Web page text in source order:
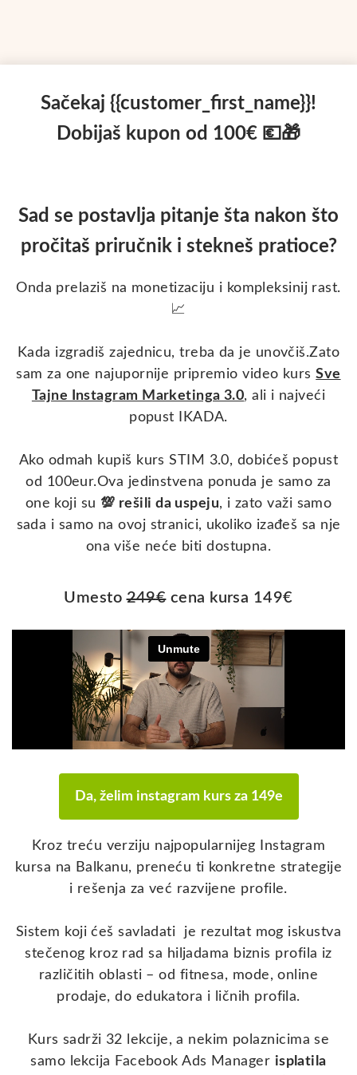
Sačekaj {{customer_first_name}}!
Dobijaš kupon od 100€ 💶🎁
Sad se postavlja pitanje šta nakon što
pročitaš priručnik i stekneš pratioce?
Onda prelaziš na monetizaciju i kompleksinij rast.
📈
Kada izgradiš zajednicu, treba da je unovčiš.Zato
sam za one najupornije pripremio video kursSve
Tajne Instagram Marketinga 3.0, ali i najveći
popust IKADA.
Ako odmah kupiš kurs STIM 3.0, dobićeš popust
od 100eur.Ova jedinstvena ponuda je samo za
one koji su 💯 rešili da uspeju, i zato važi samo
sada i samo na ovoj stranici, ukoliko izađeš sa nje
ona više neće biti dostupna.
Umesto249€cena kursa 149€
Da, želim instagram kurs za 149e
Kroz treću verziju najpopularnijeg Instagram
kursa na Balkanu, preneću ti konkretne strategije
i rešenja za već razvijene profile.
Sistem koji ćeš savladati je rezultat mog iskustva
stečenog kroz rad sa hiljadama biznis profila iz
različitih oblasti – od fitnesa, mode, online
prodaje, do edukatora i ličnih profila.
Kurs sadrži 32 lekcije, a nekim polaznicima se
samo lekcija Facebook Ads Manager isplatila